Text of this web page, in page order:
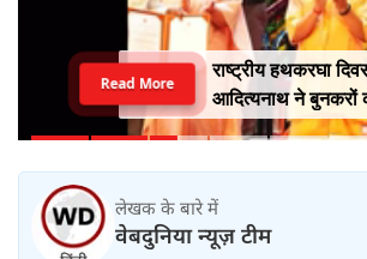
राष्ट्रीय हथकरघा
आदित्यनाथ ने बुनकरों
Read More
लेखक के बारे में
वेबदुनिया न्यूज़ टीम